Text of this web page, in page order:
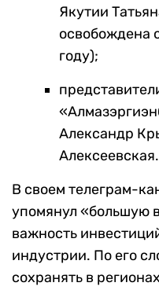
Якутии
освобождена
году);
Александр
Алексеевская.
В своем телеграм-
упомянул «большую
важность
индустрии. По его
сохранять в